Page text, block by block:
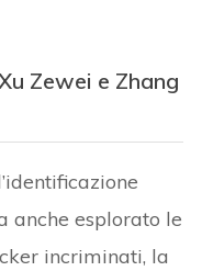
Zewei e Zhang
anche esplorato le
incriminati, la